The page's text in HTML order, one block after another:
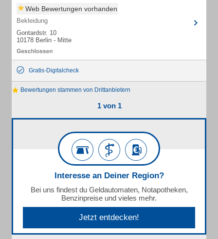
Web Bewertungen vorhanden
Bekleidung
Gontardstr. 10
10178 Berlin - Mitte
Gratis-Digitalcheck
Bewertungen stammen von Drittanbietern
1 von 1
Interesse an Deiner Region?
Bei uns findest du Geldautomaten, Notapotheken,
Benzinpreise und vieles mehr.
Jetzt entdecken!